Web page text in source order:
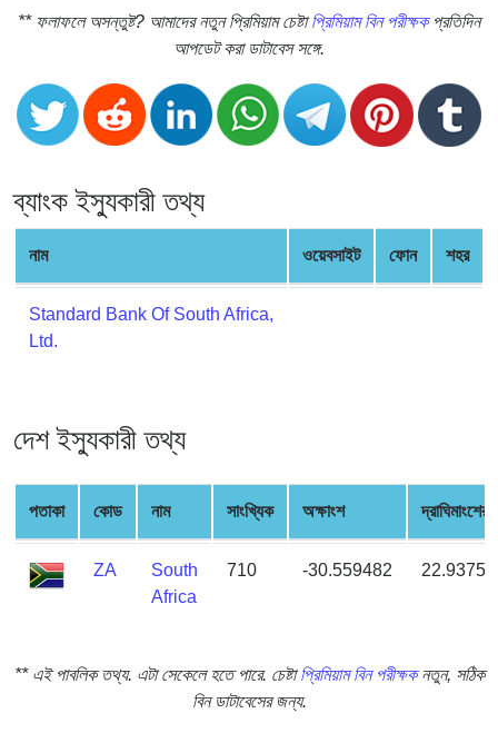
Card
Credit
Card
Generator
Credit
Card
Generator
Generate
Credit
Card
Credit
Card
Checker
Service
What
Address
** ফলাফলে অসন্তুষ্ট? আমাদের নতুন প্রিমিয়াম চেষ্টাপ্রিমিয়াম বিন পরীক্ষকপ্রতিদিন
আপডেট করা ডাটাবেস সঙ্গে.
ব্যাংক ইস্যুকারী তথ্য
নাম ওয়েবসাইট ফোন শহর
Standard Bank Of South Africa,
Ltd.
দেশ ইস্যুকারী তথ্য
পতাকা কোড নাম সাংখ্যিক অক্ষাংশ দ্রাঘিমাংশের
ZA
South
Africa
710 -30.559482
** এই পাবলিক তথ্য. এটা সেকেলে হতে পারে. চেষ্টাপ্রিমিয়াম বিন পরীক্ষকনতুন, সঠিক
বিন ডাটাবেসের জন্য.